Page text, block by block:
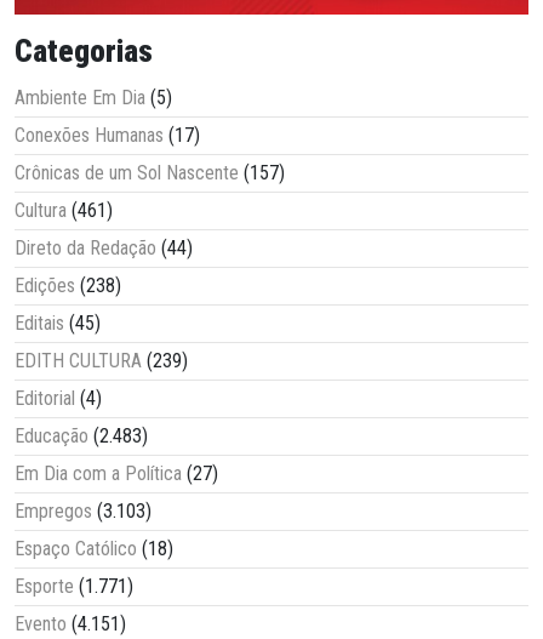
Categorias
Ambiente Em Dia (5)
Conexões Humanas (17)
Crônicas de um Sol Nascente (157)
Cultura (461)
Direto da Redação (44)
Edições (238)
Editais (45)
EDITH CULTURA (239)
Editorial (4)
Educação (2.483)
Em Dia com a Política (27)
Empregos (3.103)
Espaço Católico (18)
Esporte (1.771)
Evento (4.151)